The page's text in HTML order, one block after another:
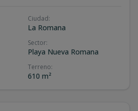
Ciudad:
La Romana
Sector:
Playa Nueva Romana
Terreno:
610 m²